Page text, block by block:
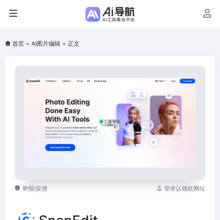
首页 • AI图片编辑 • 正文
举报/反馈 登录认领此网址